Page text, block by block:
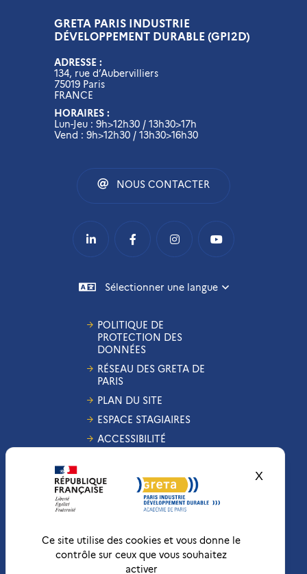
Ce site utilise des cookies et vous donne le
contrôle sur ceux que vous souhaitez
activer
X
GRETA PARIS INDUSTRIE
DÉVELOPPEMENT DURABLE (GPI2D)
ADRESSE :
134, rue d’Aubervilliers
75019 Paris
FRANCE
HORAIRES :
Lun-Jeu : 9h>12h30 / 13h30>17h
Vend : 9h>12h30 / 13h30>16h30
NOUS CONTACTER
Sélectionner une langue
POLITIQUE DE
PROTECTION DES
DONNÉES
RÉSEAU DES GRETA DE
PARIS
PLAN DU SITE
ESPACE STAGIAIRES
ACCESSIBILITÉ
CONDITIONS
GÉNÉRALES DE VENTE
MENTIONS LÉGALES